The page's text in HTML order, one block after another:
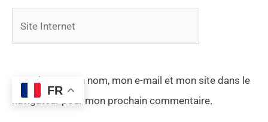
Enregistrer mon nom, mon e-mail et mon site dans le
navigateur pour mon prochain commentaire.
FR